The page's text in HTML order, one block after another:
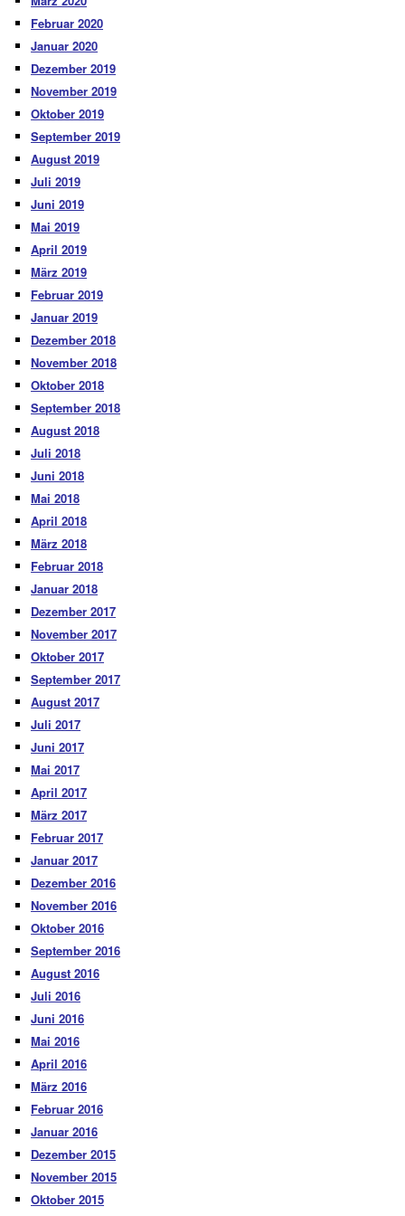
Februar 2020
Januar 2020
Dezember 2019
November 2019
Oktober 2019
September 2019
August 2019
Juli 2019
Juni 2019
Mai 2019
April 2019
März 2019
Februar 2019
Januar 2019
Dezember 2018
November 2018
Oktober 2018
September 2018
August 2018
Juli 2018
Juni 2018
Mai 2018
April 2018
März 2018
Februar 2018
Januar 2018
Dezember 2017
November 2017
Oktober 2017
September 2017
August 2017
Juli 2017
Juni 2017
Mai 2017
April 2017
März 2017
Februar 2017
Januar 2017
Dezember 2016
November 2016
Oktober 2016
September 2016
August 2016
Juli 2016
Juni 2016
Mai 2016
April 2016
März 2016
Februar 2016
Januar 2016
Dezember 2015
November 2015
Oktober 2015